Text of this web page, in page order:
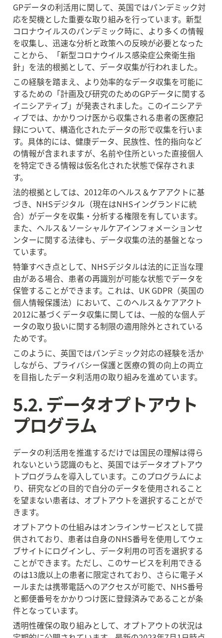
GPデータの利活用に関して、英国ではパンデミック対
応を契機とした重要な取り組みを行っています。新型
コロナウイルスのパンデミック時に、より多くの情報
を収集し、迅速な分析と政策への反映が必要となった
ことから、「新型コロナウイルス感染症公衆衛生指
針」を法的根拠として、データ収集が行われました。
この経験を踏まえ、より効率的なデータ収集を可能に
するための「計画及び研究のためのGPデータに関する
イニシアティブ」が発表されました。このイニシアテ
ィブでは、かかりつけ医から収集される患者の医療記
録について、構造化されたデータの形で収集を行いま
す。具体的には、健康データ、民族性、性的指向など
の情報が含まれますが、名前や住所といった直接個人
を特定できる情報は仮名化された状態で保存されま
す。
法的根拠としては、2012年のヘルス＆ケアアクトに基
づき、NHSデジタル（現在はNHSイングランドに統
合）がデータを収集・分析する権限を有しています。
また、ヘルス＆ソーシャルケアインフォメーションセ
ンターに関する法律も、データ収集の法的基盤となっ
ています。
特筆すべき点として、NHSデジタルは法的に正当な理
由がある場合、患者の再識別が可能な状態でデータを
保管することができます。これは、UK GDPR（英国の
個人情報保護法）において、このヘルス＆ケアアクト
2012に基づくデータ収集に関しては、一般的な個人デ
ータの取り扱いに関する制限の適用除外とされている
ためです。
このように、英国ではパンデミック対応の経験を活か
しながら、プライバシー保護と医療の質の向上の両立
を目指したデータ利活用の取り組みを進めています。
5.2. データオプトアウト
プログラム
データの利活用を推進するだけでは国民の理解は得ら
れないという認識のもと、英国ではデータオプトアウ
トプログラムを導入しています。このプログラムによ
り、研究などの目的で自分のデータを使用されること
を望まない患者は、オプトアウトを選択することがで
きます。
オプトアウトの仕組みはオンラインサービスとして提
供されており、患者は自身のNHS番号を使用してウェ
ブサイトにログインし、データ利用の可否を選択する
ことができます。ただし、このサービスを利用できる
のは13歳以上の患者に限定されており、さらに電子メ
ールまたは携帯電話へのアクセスが可能で、NHS番号
と郵便番号をかかりつけ医に登録済みであることが条
件となっています。
透明性確保の取り組みとして、オプトアウトの状況は